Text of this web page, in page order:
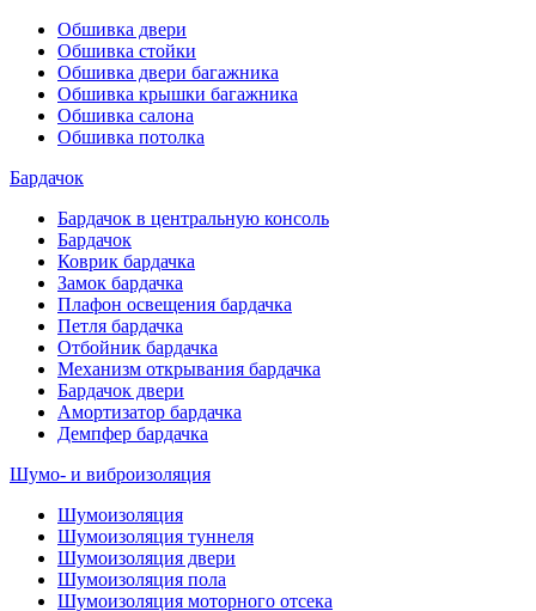
Обшивка двери
Обшивка стойки
Обшивка двери багажника
Обшивка крышки багажника
Обшивка салона
Обшивка потолка
Бардачок
Бардачок в центральную консоль
Бардачок
Коврик бардачка
Замок бардачка
Плафон освещения бардачка
Петля бардачка
Отбойник бардачка
Механизм открывания бардачка
Бардачок двери
Амортизатор бардачка
Демпфер бардачка
Шумо- и виброизоляция
Шумоизоляция
Шумоизоляция туннеля
Шумоизоляция двери
Шумоизоляция пола
Шумоизоляция моторного отсека